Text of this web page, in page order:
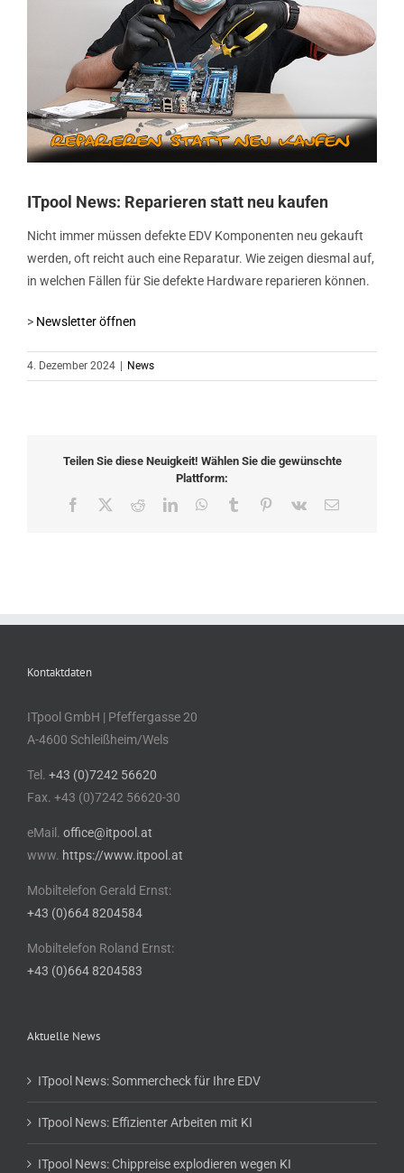
ITpool News: Reparieren statt neu kaufen
Nicht immer müssen defekte EDV Komponenten neu gekauft
werden, oft reicht auch eine Reparatur. Wie zeigen diesmal auf,
in welchen Fällen für Sie defekte Hardware reparieren können.
> Newsletter öffnen
4. Dezember 2024 News
Teilen Sie diese Neuigkeit! Wählen Sie die gewünschte
Plattform:
Facebook RedditLinkedInWhatsApp
Tumblr Pinterest
Vk
E-
Kontaktdaten
ITpool GmbH | Pfeffergasse 20
A-4600 Schleißheim/Wels
Tel. +43 (0)7242 56620
Fax. +43 (0)7242 56620-30
eMail. office@itpool.at
www. https://www.itpool.at
Mobiltelefon Gerald Ernst:
+43 (0)664 8204584
Mobiltelefon Roland Ernst:
+43 (0)664 8204583
Aktuelle News
ITpool News: Sommercheck für Ihre EDV
ITpool News: Effizienter Arbeiten mit KI
ITpool News: Chippreise explodieren wegen KI